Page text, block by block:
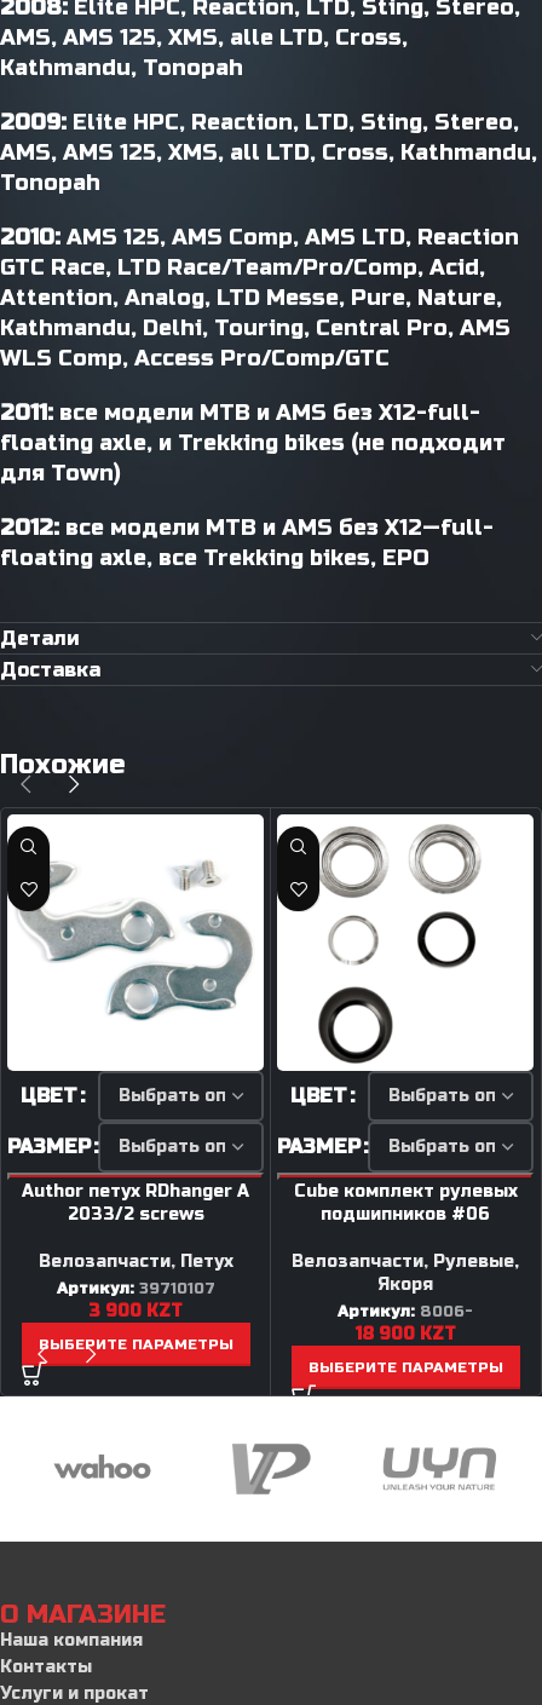
2008: Elite HPC, Reaction, LTD, Sting, Stereo,
AMS, AMS 125, XMS, alle LTD, Cross,
Kathmandu, Tonopah
2009: Elite HPC, Reaction, LTD, Sting, Stereo,
AMS, AMS 125, XMS, all LTD, Cross, Kathmandu,
Tonopah
2010: AMS 125, AMS Comp, AMS LTD, Reaction
GTC Race, LTD Race/Team/Pro/Comp, Acid,
Attention, Analog, LTD Messe, Pure, Nature,
Kathmandu, Delhi, Touring, Central Pro, AMS
WLS Comp, Access Pro/Comp/GTC
2011: все модели MTB и AMS без X12-full-
floating axle, и Trekking bikes (не подходит
для Town)
2012: все модели MTB и AMS без X12—full-
floating axle, все Trekking bikes, EPO
Детали
Доставка
Похожие
ЦВЕТ
РАЗМЕР
Author петух RDhanger A
2033/2 screws
Велозапчасти, Петух
Артикул: 39710107
3 900 KZT
ВЫБЕРИТЕ ПАРАМЕТРЫ
ЦВЕТ
РАЗМЕР
Cube комплект рулевых
подшипников #06
Велозапчасти, Рулевые,
Якоря
Артикул: 8006-
18 900 KZT
ВЫБЕРИТЕ ПАРАМЕТРЫ
О МАГАЗИНЕ
Наша компания
Контакты
Услуги и прокат